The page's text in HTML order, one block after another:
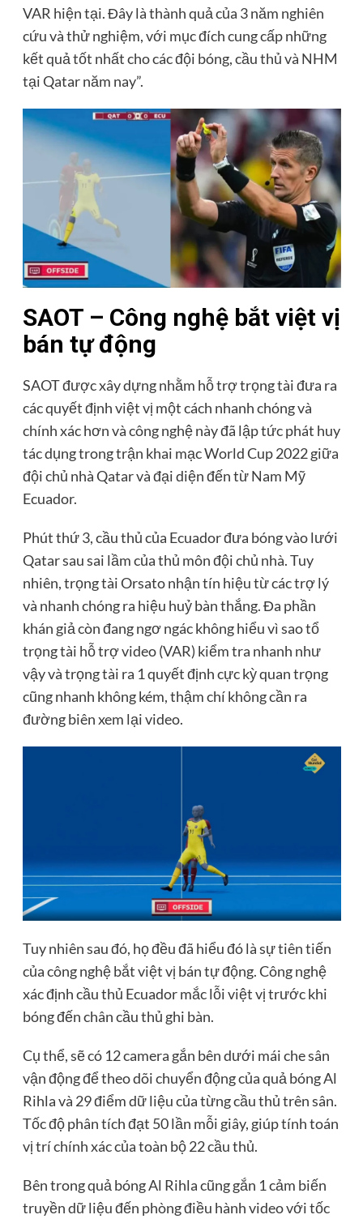
VAR hiện tại. Đây là thành quả của 3 năm nghiên
cứu và thử nghiệm, với mục đích cung cấp những
kết quả tốt nhất cho các đội bóng, cầu thủ và NHM
tại Qatar năm nay”.
SAOT – Công nghệ bắt việt vị
bán tự động
SAOT được xây dựng nhằm hỗ trợ trọng tài đưa ra
các quyết định việt vị một cách nhanh chóng và
chính xác hơn và công nghệ này đã lập tức phát huy
tác dụng trong trận khai mạc World Cup 2022 giữa
đội chủ nhà Qatar và đại diện đến từ Nam Mỹ
Ecuador.
Phút thứ 3, cầu thủ của Ecuador đưa bóng vào lưới
Qatar sau sai lầm của thủ môn đội chủ nhà. Tuy
nhiên, trọng tài Orsato nhận tín hiệu từ các trợ lý
và nhanh chóng ra hiệu huỷ bàn thắng. Đa phần
khán giả còn đang ngơ ngác không hiểu vì sao tổ
trọng tài hỗ trợ video (VAR) kiểm tra nhanh như
vậy và trọng tài ra 1 quyết định cực kỳ quan trọng
cũng nhanh không kém, thậm chí không cần ra
đường biên xem lại video.
Tuy nhiên sau đó, họ đều đã hiểu đó là sự tiên tiến
của công nghệ bắt việt vị bán tự động. Công nghệ
xác định cầu thủ Ecuador mắc lỗi việt vị trước khi
bóng đến chân cầu thủ ghi bàn.
Cụ thể, sẽ có 12 camera gắn bên dưới mái che sân
vận động để theo dõi chuyển động của quả bóng Al
Rihla và 29 điểm dữ liệu của từng cầu thủ trên sân.
Tốc độ phân tích đạt 50 lần mỗi giây, giúp tính toán
vị trí chính xác của toàn bộ 22 cầu thủ.
Bên trong quả bóng Al Rihla cũng gắn 1 cảm biến
truyền dữ liệu đến phòng điều hành video với tốc